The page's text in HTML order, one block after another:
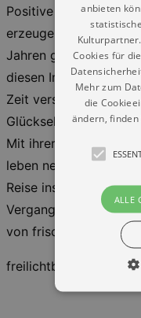
Positive Emotionen
erzeugen – sie
Jahren gelingt es
diesen Impuls zu
Zeit verschmelzen,
Glückseligkeit Einzug
Mit ihrer neuen Tour
leben nehmen
Reise ins Glück –
Vergangenheit
von frischen
freilichtbühne
anbieten
Cookies für
Mehr zum
die
ändern, finden
ALLE